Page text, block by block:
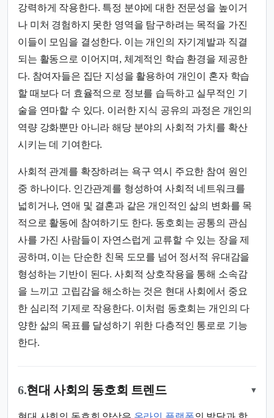
강력하게 작용한다. 특정 분야에 대한 전문성을 높이거
나 미처 경험하지 못한 영역을 탐구하려는 목적을 가진
이들이 모임을 결성한다. 이는 개인의 자기계발과 직결
되는 활동으로 이어지며, 체계적인 학습 환경을 제공한
다. 참여자들은 집단 지성을 활용하여 개인이 혼자 학습
할 때보다 더 효율적으로 정보를 습득하고 실무적인 기
술을 연마할 수 있다. 이러한 지식 공유의 과정은 개인의
역량 강화뿐만 아니라 해당 분야의 사회적 가치를 확산
시키는 데 기여한다.
사회적 관계를 확장하려는 욕구 역시 주요한 참여 원인
중 하나이다. 인간관계를 형성하여 사회적 네트워크를
넓히거나, 연애 및 결혼과 같은 개인적인 삶의 변화를 목
적으로 활동에 참여하기도 한다. 동호회는 공통의 관심
사를 가진 사람들이 자연스럽게 교류할 수 있는 장을 제
공하며, 이는 단순한 친목 도모를 넘어 정서적 유대감을
형성하는 기반이 된다. 사회적 상호작용을 통해 소속감
을 느끼고 고립감을 해소하는 것은 현대 사회에서 중요
한 심리적 기제로 작용한다. 이처럼 동호회는 개인의 다
양한 삶의 목표를 달성하기 위한 다층적인 통로로 기능
한다.
6.현대 사회의 동호회 트렌드 ▾